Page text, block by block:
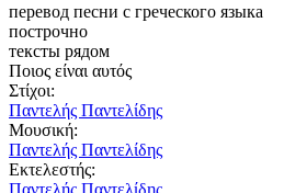
перевод песни с греческого языка
построчно
тексты рядом
Ποιος είναι αυτός
Στίχοι:
Παντελής Παντελίδης
Μουσική:
Παντελής Παντελίδης
Εκτελεστής:
Παντελής Παντελίδης